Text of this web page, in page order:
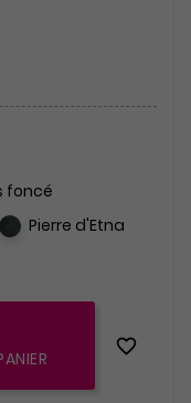
foncé
Pierre d'Etna
